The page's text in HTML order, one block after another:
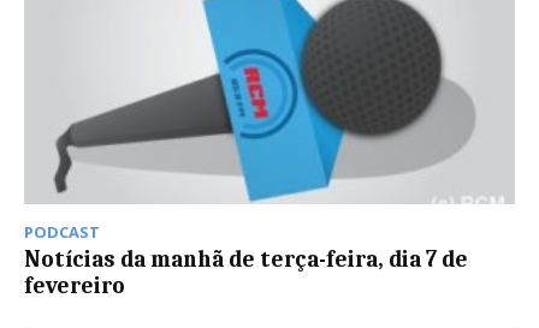
PODCAST
Notícias da manhã de terça-feira, dia 7 de
fevereiro